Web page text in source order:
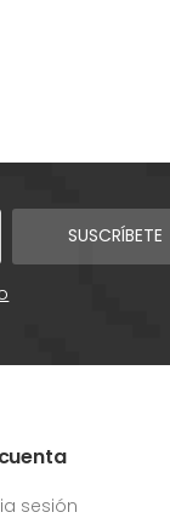
SUSCRÍBETE
sesión